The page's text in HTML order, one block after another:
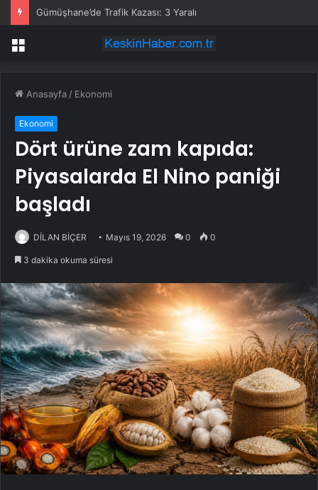
Gümüşhane’de Trafik Kazası: 3 Yaralı
Menü
Anasayfa / Ekonomi
Ekonomi
Dört ürüne zam kapıda:
Piyasalarda El Nino paniği
başladı
DİLAN BİÇER Mayıs 19, 2026 0 0
3 dakika okuma süresi